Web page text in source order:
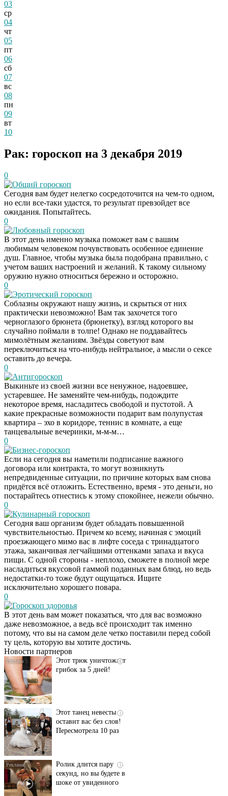
03
ср
04
чт
05
пт
06
сб
07
вс
08
пн
09
вт
10
Рак: гороскоп на 3 декабря 2019
0
Общий гороскоп
Сегодня вам будет нелегко сосредоточится на чем-то одном,
но если все-таки удастся, то результат превзойдет все
ожидания. Попытайтесь.
0
Любовный гороскоп
В этот день именно музыка поможет вам с вашим
любимым человеком почувствовать особенное единение
душ. Главное, чтобы музыка была подобрана правильно, с
учетом ваших настроений и желаний. К такому сильному
оружию нужно относиться бережно и осторожно.
0
Эротический гороскоп
Соблазны окружают нашу жизнь, и скрыться от них
практически невозможно! Вам так захочется того
черноглазого брюнета (брюнетку), взгляд которого вы
случайно поймали в толпе! Однако не поддавайтесь
мимолётным желаниям. Звёзды советуют вам
переключиться на что-нибудь нейтральное, а мысли о сексе
оставить до вечера.
0
Антигороскоп
Выкиньте из своей жизни все ненужное, надоевшее,
устаревшее. Не заменяйте чем-нибудь, подождите
некоторое время, насладитесь свободой и пустотой. А
какие прекрасные возможности подарит вам полупустая
квартира – эхо в коридоре, теннис в комнате, а еще
танцевальные вечеринки, м-м-м…
0
Бизнес-гороскоп
Если на сегодня вы наметили подписание важного
договора или контракта, то могут возникнуть
непредвиденные ситуации, по причине которых вам снова
придётся всё отложить. Естественно, время - это деньги, но
постарайтесь отнестись к этому спокойнее, нежели обычно.
0
Кулинарный гороскоп
Сегодня ваш организм будет обладать повышенной
чувствительностью. Причем ко всему, начиная с эмоций
проезжающего мимо вас в лифте соседа с тринадцатого
этажа, заканчивая легчайшими оттенками запаха и вкуса
пищи. С одной стороны - неплохо, сможете в полной мере
насладиться вкусовой гаммой поданных вам блюд, но ведь
недостатки-то тоже будут ощущаться. Ищите
исключительно хорошего повара.
0
Гороскоп здоровья
В этот день вам может показаться, что для вас возможно
даже невозможное, а ведь всё происходит так именно
потому, что вы на самом деле четко поставили перед собой
ту цель, которую вы хотите достичь.
Новости партнеров
Даже самый
запущенный грибок
исчезнет с корнем,
если перед сном…
i
Этот трюк уничтожает
грибок за 5 дней!
i
Этот танец невесты
оставит вас без слов!
Пересмотрела 10 раз
i
Ролик длится пару
секунд, но вы будете в
шоке от увиденного